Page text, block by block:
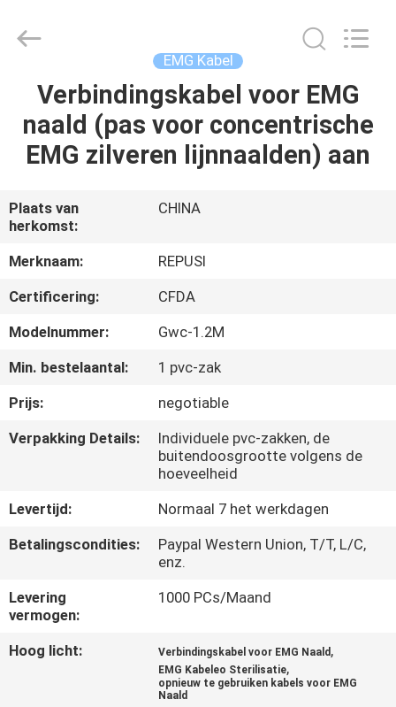
HUIS
PRODUCTEN
ONGEVEER
ONS
FABRIEKSREIS
CONTACTEER
ONS
VERZOEK
CITAAT
SITEMAP
Co.,Ltd..
EMG Kabel
Verbindingskabel voor EMG
naald (pas voor concentrische
EMG zilveren lijnnaalden) aan
Plaats van
herkomst:
CHINA
Merknaam:
REPUSI
Certificering:
CFDA
Modelnummer:
Gwc-1.2M
Min. bestelaantal:
1 pvc-zak
Prijs:
negotiable
Verpakking Details:
Individuele pvc-zakken, de
buitendoosgrootte volgens de
hoeveelheid
Levertijd:
Normaal 7 het werkdagen
Betalingscondities:
Paypal Western Union, T/T, L/C,
enz.
Levering
vermogen:
1000 PCs/Maand
Hoog licht: Verbindingskabel voor EMG Naald ,
EMG Kabeleo Sterilisatie,
opnieuw te gebruiken kabels voor EMG
Naald